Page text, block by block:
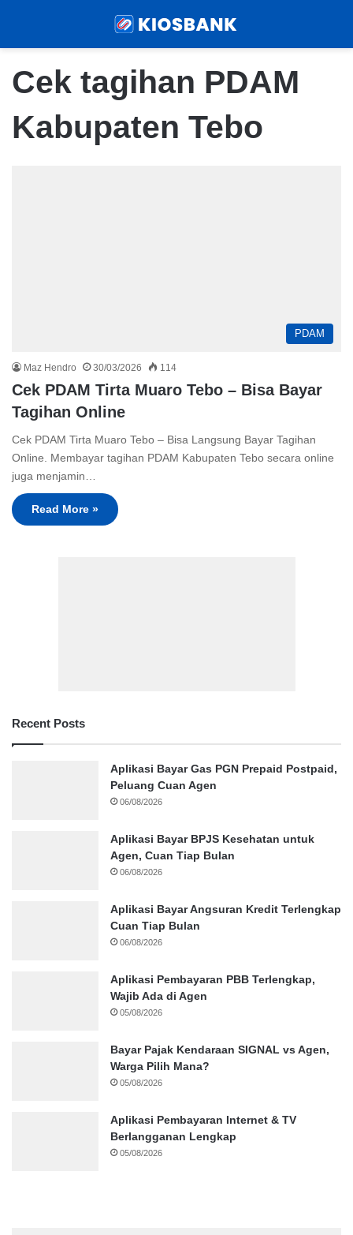
Cek tagihan PDAM
Kabupaten Tebo
PDAM
Maz Hendro 30/03/2026 114
Cek PDAM Tirta Muaro Tebo – Bisa Bayar
Tagihan Online
Cek PDAM Tirta Muaro Tebo – Bisa Langsung Bayar Tagihan
Online. Membayar tagihan PDAM Kabupaten Tebo secara online
juga menjamin…
Read More »
Recent Posts
Aplikasi Bayar Gas PGN Prepaid Postpaid,
Peluang Cuan Agen
06/08/2026
Aplikasi Bayar BPJS Kesehatan untuk
Agen, Cuan Tiap Bulan
06/08/2026
Aplikasi Bayar Angsuran Kredit Terlengkap
Cuan Tiap Bulan
06/08/2026
Aplikasi Pembayaran PBB Terlengkap,
Wajib Ada di Agen
05/08/2026
Bayar Pajak Kendaraan SIGNAL vs Agen,
Warga Pilih Mana?
05/08/2026
Aplikasi Pembayaran Internet & TV
Berlangganan Lengkap
05/08/2026